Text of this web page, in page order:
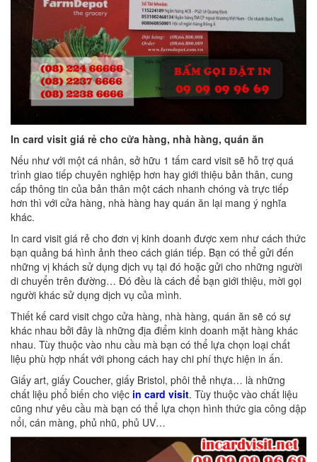
In card visit giá rẻ cho cửa hàng, nhà hàng, quán ăn
Nếu như với một cá nhân, sở hữu 1 tấm card visit sẽ hỗ trợ quá
trình giao tiếp chuyên nghiệp hơn hay giới thiệu bản thân, cung
cấp thông tin của bản thân một cách nhanh chóng và trực tiếp
hơn thì với cửa hàng, nhà hàng hay quán ăn lại mang ý nghĩa
khác.
In card visit giá rẻ cho đơn vị kinh doanh được xem như cách thức
bạn quảng bá hình ảnh theo cách gián tiếp. Bạn có thể gửi đến
những vị khách sử dụng dịch vụ tại đó hoặc gửi cho những người
di chuyển trên đường… Đó đều là cách để bạn giới thiệu, mời gọi
người khác sử dụng dịch vụ của mình.
Thiết kế card visit chgo cửa hàng, nhà hàng, quán ăn sẽ có sự
khác nhau bởi đây là những địa điểm kinh doanh mặt hàng khác
nhau. Tùy thuộc vào nhu cầu mà bạn có thể lựa chọn loại chất
liệu phù hợp nhất với phong cách hay chi phí thực hiện in ấn.
Giấy art, giấy Coucher, giấy Bristol, phôi thẻ nhựa… là những
chất liệu phổ biến cho việc in card visit. Tùy thuộc vào chất liệu
cũng như yêu cầu mà bạn có thể lựa chọn hình thức gia công dập
nổi, cán màng, phủ nhũ, phủ UV…